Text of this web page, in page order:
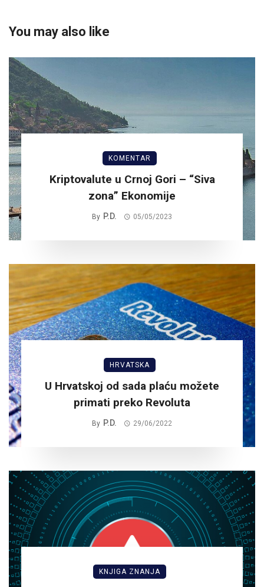
You may also like
KOMENTAR
Kriptovalute u Crnoj Gori – “Siva
zona” Ekonomije
By P.D. 05/05/2023
HRVATSKA
U Hrvatskoj od sada plaću možete
primati preko Revoluta
By P.D. 29/06/2022
KNJIGA ZNANJA